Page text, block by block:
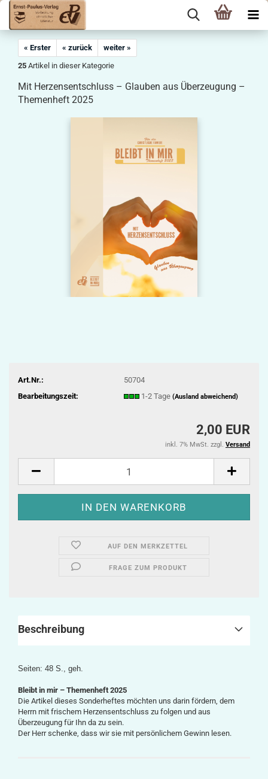
« Erster « zurück
weiter »
25 Artikel in dieser Kategorie
Mit Herzensentschluss – Glauben aus Überzeugung –
Themenheft 2025
Art.Nr.:
50704
Bearbeitungszeit:
1-2 Tage (Ausland abweichend)
2,00 EUR
inkl. 7% MwSt. zzgl. Versand
AUF DEN MERKZETTEL
FRAGE ZUM PRODUKT
Beschreibung
Seiten: 48 S., geh.
Bleibt in mir – Themenheft 2025
Die Artikel dieses Sonderheftes möchten uns darin fördern, dem
Herrn mit frischem Herzensentschluss zu folgen und aus
Überzeugung für Ihn da zu sein.
Der Herr schenke, dass wir sie mit persönlichem Gewinn lesen.